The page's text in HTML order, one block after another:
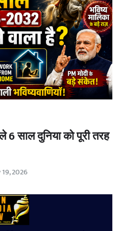
साल दुनिया को पूरी तरह
2026